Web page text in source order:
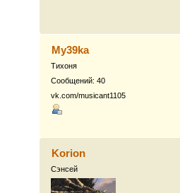
My39ka
Тихоня
Сообщений: 40
vk.com/musicant1105
Korion
Сэнсей